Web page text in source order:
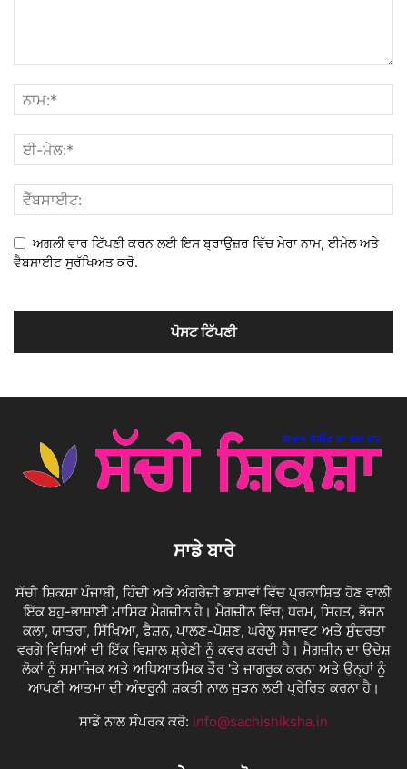
ਅਗਲੀ ਵਾਰ ਟਿੱਪਣੀ ਕਰਨ ਲਈ ਇਸ ਬ੍ਰਾਉਜ਼ਰ ਵਿੱਚ ਮੇਰਾ ਨਾਮ, ਈਮੇਲ ਅਤੇ
ਵੈਬਸਾਈਟ ਸੁਰੱਖਿਅਤ ਕਰੋ.
ਸਾਡੇ ਬਾਰੇ
ਸੱਚੀ ਸ਼ਿਕਸ਼ਾ ਪੰਜਾਬੀ, ਹਿੰਦੀ ਅਤੇ ਅੰਗਰੇਜ਼ੀ ਭਾਸ਼ਾਵਾਂ ਵਿੱਚ ਪ੍ਰਕਾਸ਼ਿਤ ਹੋਣ ਵਾਲੀ
ਇੱਕ ਬਹੁ-ਭਾਸ਼ਾਈ ਮਾਸਿਕ ਮੈਗਜ਼ੀਨ ਹੈ। ਮੈਗਜ਼ੀਨ ਵਿੱਚ; ਧਰਮ, ਸਿਹਤ, ਭੋਜਨ
ਕਲਾ, ਯਾਤਰਾ, ਸਿੱਖਿਆ, ਫੈਸ਼ਨ, ਪਾਲਣ-ਪੋਸ਼ਣ, ਘਰੇਲੂ ਸਜਾਵਟ ਅਤੇ ਸੁੰਦਰਤਾ
ਵਰਗੇ ਵਿਸ਼ਿਆਂ ਦੀ ਇੱਕ ਵਿਸ਼ਾਲ ਸ਼੍ਰੇਣੀ ਨੂੰ ਕਵਰ ਕਰਦੀ ਹੈ। ਮੈਗਜ਼ੀਨ ਦਾ ਉਦੇਸ਼
ਲੋਕਾਂ ਨੂੰ ਸਮਾਜਿਕ ਅਤੇ ਅਧਿਆਤਮਿਕ ਤੌਰ 'ਤੇ ਜਾਗਰੂਕ ਕਰਨਾ ਅਤੇ ਉਨ੍ਹਾਂ ਨੂੰ
ਆਪਣੀ ਆਤਮਾ ਦੀ ਅੰਦਰੂਨੀ ਸ਼ਕਤੀ ਨਾਲ ਜੁੜਨ ਲਈ ਪ੍ਰੇਰਿਤ ਕਰਨਾ ਹੈ।
ਸਾਡੇ ਨਾਲ ਸੰਪਰਕ ਕਰੋ: info@sachishiksha.in